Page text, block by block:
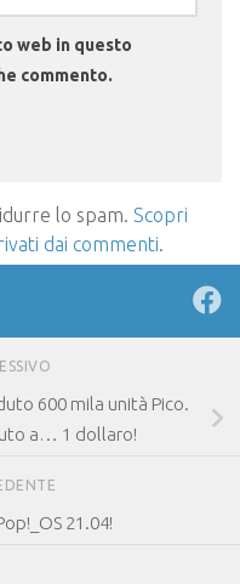
web in questo
commento.
lo spam. Scopri
dai commenti.
600 mila unità Pico.
a… 1 dollaro!
21.04!